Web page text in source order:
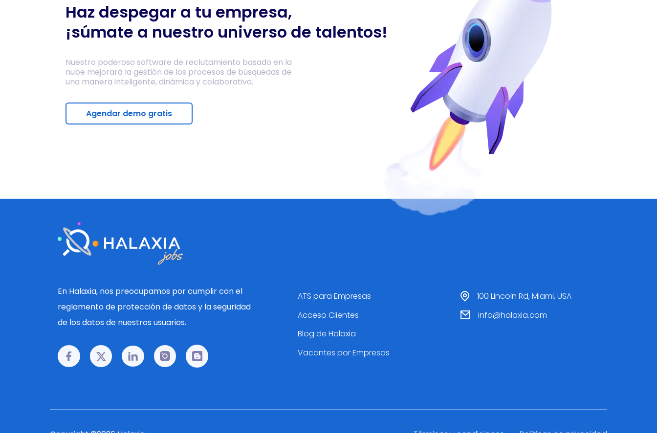
Haz despegar a tu empresa,
¡súmate a nuestro universo de talentos!
Nuestro poderoso software de reclutamiento basado en la
nube mejorará la gestión de los procesos de búsquedas de
una manera inteligente, dinámica y colaborativa.
Agendar demo gratis
En Halaxia, nos preocupamos por cumplir con el
reglamento de protección de datos y la seguridad
de los datos de nuestros usuarios.
ATS para Empresas
Acceso Clientes
Blog de Halaxia
Vacantes por Empresas
100 Lincoln Rd, Miami, USA
info@halaxia.com